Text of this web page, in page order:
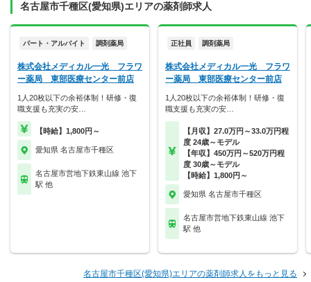
名古屋市千種区(愛知県)エリアの薬剤師求人
パート・アルバイト 調剤薬局
株式会社メディカル一光 フラワ
ー薬局 東部医療センター前店
1人20枚以下の余裕体制！研修・復
職支援も充実の安…
【時給】1,800円～
愛知県 名古屋市千種区
名古屋市営地下鉄東山線 池下
駅 他
正社員 調剤薬局
株式会社メディカル一光 フラワ
ー薬局 東部医療センター前店
1人20枚以下の余裕体制！研修・復
職支援も充実の安…
【月収】27.0万円～33.0万円程
度 24歳～モデル
【年収】450万円～520万円程
度 30歳～モデル
【時給】1,800円～
愛知県 名古屋市千種区
名古屋市営地下鉄東山線 池下
駅 他
名古屋市千種区(愛知県)エリアの薬剤師求人をもっと見る